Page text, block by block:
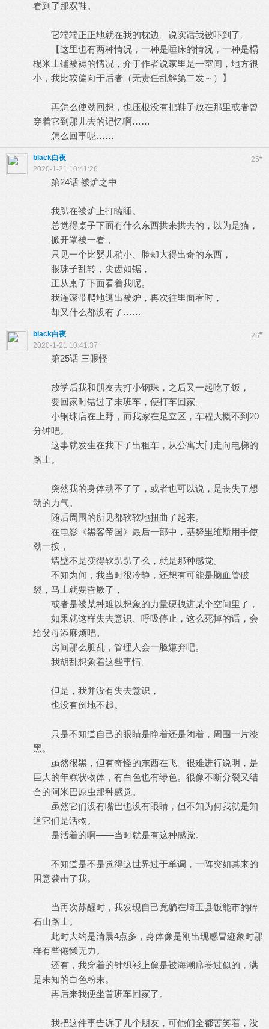
看到了那双鞋。
它端端正正地就在我的枕边。说实话我被吓到了。
【这里也有两种情况，一种是睡床的情况，一种是榻
榻米上铺被褥的情况，介于作者说家里是一室间，地方很
小，我比较偏向于后者（无责任乱解第二发～）】
再怎么使劲回想，也压根没有把鞋子放在那里或者曾
穿着它到那儿去的记忆啊……
怎么回事呢……
25#
black白夜
2020-1-21 10:41:26
第24话 被炉之中
我趴在被炉上打瞌睡。
总觉得桌子下面有什么东西拱来拱去的，以为是猫，
掀开罩被一看，
只见一个比婴儿稍小、脸却大得出奇的东西，
眼珠子乱转，尖齿如锯，
正从桌子下面看着我呢。
我连滚带爬地逃出被炉，再次往里面看时，
却又什么都没有了……
26#
black白夜
2020-1-21 10:41:37
第25话 三眼怪
放学后我和朋友去打小钢珠，之后又一起吃了饭，
要回家时错过了末班车，便打车回家。
小钢珠店在上野，而我家在足立区，车程大概不到20
分钟吧。
这事就发生在我下了出租车，从公寓大门走向电梯的
路上。
突然我的身体动不了了，或者也可以说，是丧失了想
动的力气。
随后周围的所见都软软地扭曲了起来。
在电影《黑客帝国》最后一部中，基努里维斯用手使
劲一按，
墙壁不是变得软趴趴了么，就是那种感觉。
不知为何，我当时很冷静，还想有可能是脑血管破
裂，马上就要昏厥了，
或者是被某种难以想象的力量硬拽进某个空间里了，
如果就这样失去意识、呼吸停止，这么死掉的话，会
给父母添麻烦吧。
房间那么脏乱，管理人会一脸嫌弃吧。
我胡乱想象着这些事情。
但是，我并没有失去意识，
也没有倒地不起。
只是不知道自己的眼睛是睁着还是闭着，周围一片漆
黑。
虽然很黑，但有奇怪的东西在飞。很难进行说明，是
巨大的年糕状物体，有白色也有绿色。很像不断分裂又结
合的阿米巴原虫那种感觉。
虽然它们没有嘴巴也没有眼睛，但不知为何我就是知
道它们是活物。
是活着的啊——当时就是有这种感觉。
不知道是不是觉得这世界过于单调，一阵突如其来的
困意袭击了我。
当再次苏醒时，我发现自己竟躺在埼玉县饭能市的碎
石山路上。
此时大约是清晨4点多，身体像是刚出现感冒迹象时那
样有些倦懒无力。
还有，我穿着的针织衫上像是被海潮席卷过似的，满
是未知的白色粉末。
再后来我便坐首班车回家了。
我把这件事告诉了几个朋友，可他们全都苦笑着，没